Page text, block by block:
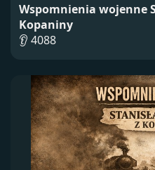
Wspomnienia wojenne
Kopaniny
👂 4088